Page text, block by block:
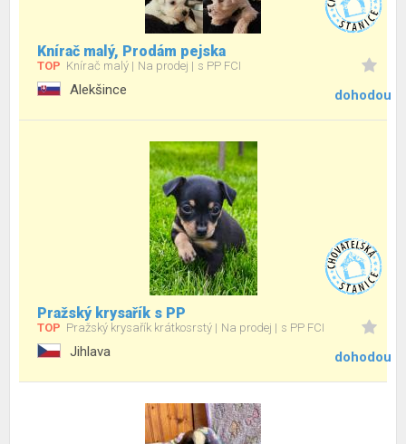
Knírač malý, Prodám pejska
TOP Knírač malý Na prodej s PP FCI
Alekšince dohodou
Pražský krysařík s PP
TOP Pražský krysařík krátkosrstý Na prodej s PP FCI
Jihlava dohodou